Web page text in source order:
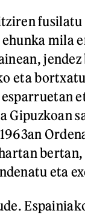
mila
eta
Gipuzkoan
eta